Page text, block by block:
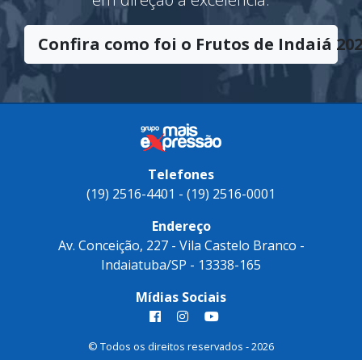
em direção à excelência.
Confira como foi o Frutos de Indaiá
Telefones
(19) 2516-4401 - (19) 2516-0001
Endereço
Av. Conceição, 227 - Vila Castelo Branco -
Mídias Sociais